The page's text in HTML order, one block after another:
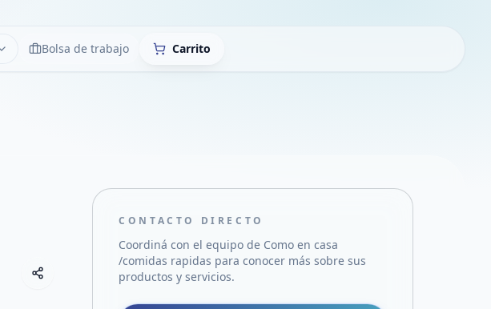
LimpiarBolsa de trabajo Carrito
Compartir empresa
Compartir por WhatsApp
CONTACTO DIRECTO
Coordiná con el equipo de Como en casa
/comidas rapidas para conocer más sobre sus
productos y servicios.